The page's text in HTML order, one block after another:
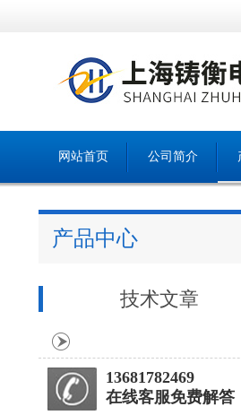
网站首页 公司简介
产品中心
技术文章
13681782469
在线客服免费解答